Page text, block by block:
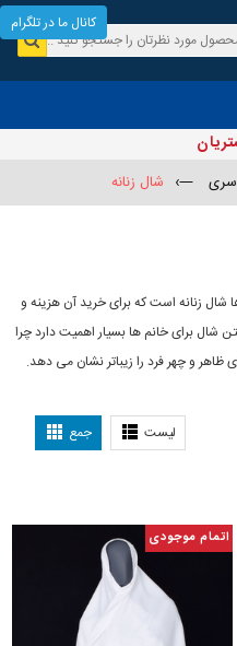
—› شال زنانه
شال زنانه است که برای خرید آن هزینه و
برای خانم ها بسیار اهمیت دارد چرا
و چهر فرد را زیباتر نشان می دهد.
لیست جمع
اتمام موجودی
کانال ما در تلگرام